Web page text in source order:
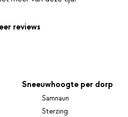
reviews
Sneeuwhoogte per dorp
Samnaun
Sterzing